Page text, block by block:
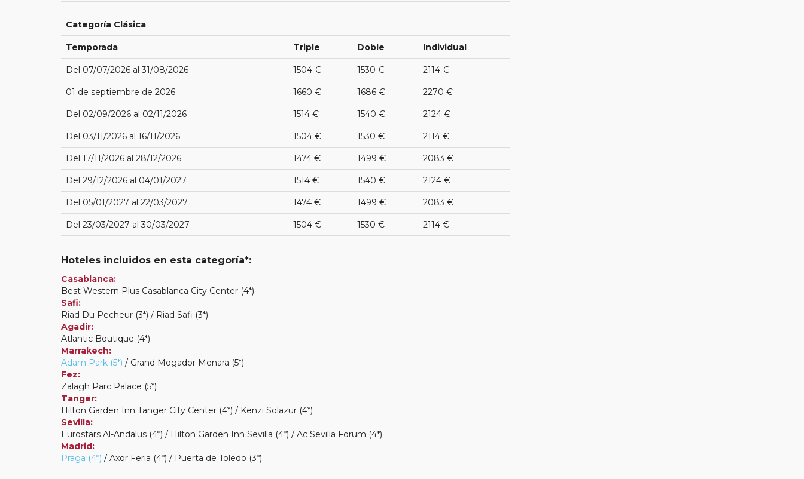
Categoría Clásica
Temporada Triple Doble Individual
Del 07/07/2026 al 31/08/2026 1504 € 1530 € 2114 €
01 de septiembre de 2026 1660 € 1686 € 2270 €
Del 02/09/2026 al 02/11/2026 1514 € 1540 € 2124 €
Del 03/11/2026 al 16/11/2026 1504 € 1530 € 2114 €
Del 17/11/2026 al 28/12/2026 1474 € 1499 € 2083 €
Del 29/12/2026 al 04/01/2027 1514 € 1540 € 2124 €
Del 05/01/2027 al 22/03/2027 1474 € 1499 € 2083 €
Del 23/03/2027 al 30/03/2027 1504 € 1530 € 2114 €
Hoteles incluidos en esta categoría*:
Casablanca:
Best Western Plus Casablanca City Center (4*)
Safi:
Riad Du Pecheur (3*) / Riad Safi (3*)
Agadir:
Atlantic Boutique (4*)
Marrakech:
Adam Park (5*) / Grand Mogador Menara (5*)
Fez:
Zalagh Parc Palace (5*)
Tanger:
Hilton Garden Inn Tanger City Center (4*) / Kenzi Solazur (4*)
Sevilla:
Eurostars Al-Andalus (4*) / Hilton Garden Inn Sevilla (4*) / Ac Sevilla Forum (4*)
Madrid:
Praga (4*) / Axor Feria (4*) / Puerta de Toledo (3*)